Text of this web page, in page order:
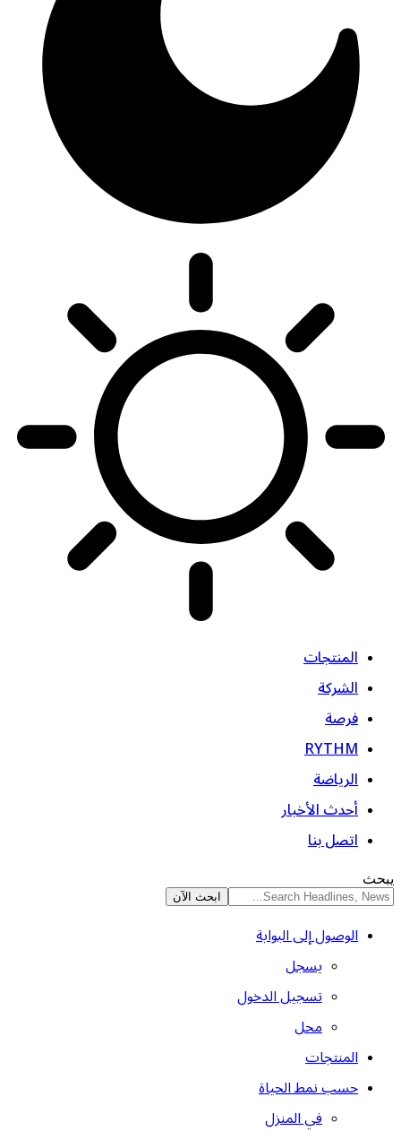
المنتجات
الشركة
فرصة
RYTHM
الرياضة
أحدث الأخبار
اتصل بنا
يبحث
الوصول إلى البوابة
يسجل
تسجيل الدخول
محل
المنتجات
حسب نمط الحياة
في المنزل